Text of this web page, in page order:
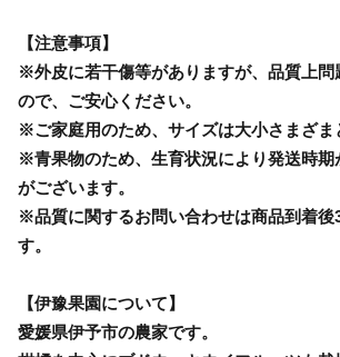
【注意事項】
※外皮に若干傷等がありますが、品質上問
ので、ご安心ください。
※ご家庭用のため、サイズは大小さまざま
※青果物のため、生育状況により発送時期
がございます。
※品質に関するお問い合わせは商品到着後
す。
【伊豫果園について】
愛媛県伊予市の農家です。